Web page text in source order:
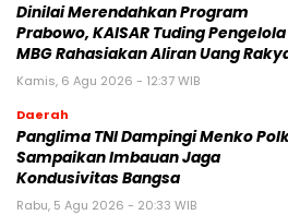
Dinilai Merendahkan Program
Prabowo, KAISAR Tuding Pengelola
MBG Rahasiakan Aliran Uang
Kamis, 6 Agu 2026 - 12:37 WIB
Daerah
Panglima TNI Dampingi Menko
Sampaikan Imbauan Jaga
Kondusivitas Bangsa
Rabu, 5 Agu 2026 - 20:33 WIB